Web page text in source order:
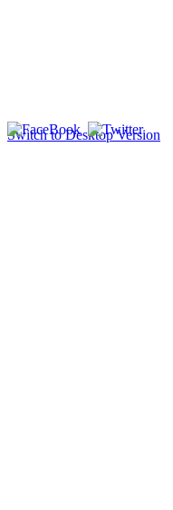
Switch to Desktop Version